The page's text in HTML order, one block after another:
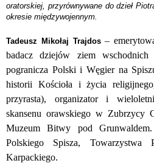
oratorskiej, przyrównywane do dzieł
okresie międzywojennym.
Tadeusz Mikołaj Trajdos–
badacz dziejów ziem
pogranicza Polski i Węgier na
historii Kościoła i życia
przyrasta), organizator i
skansenu orawskiego w Zubrzycy
Muzeum Bitwy pod
Polskiego Spisza, Towarzystwa
Karpackiego.